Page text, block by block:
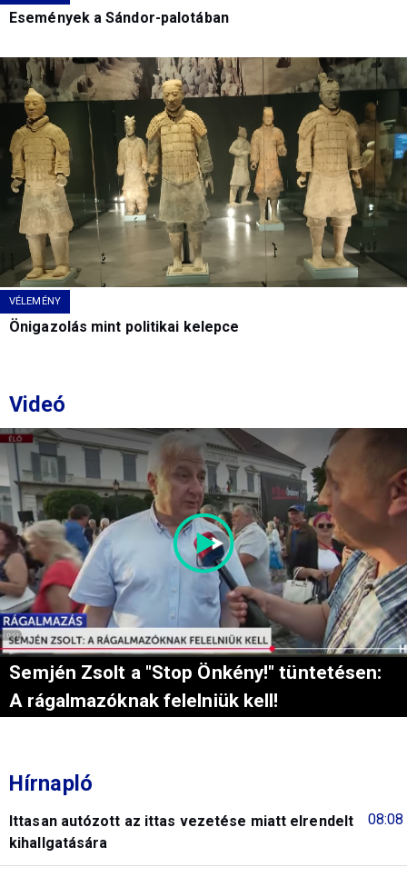
Események a Sándor-palotában
VÉLEMÉNY
Önigazolás mint politikai kelepce
Videó
Semjén Zsolt a "Stop Önkény!" tüntetésen:
A rágalmazóknak felelniük kell!
Hírnapló
08:08
Ittasan autózott az ittas vezetése miatt elrendelt
kihallgatására